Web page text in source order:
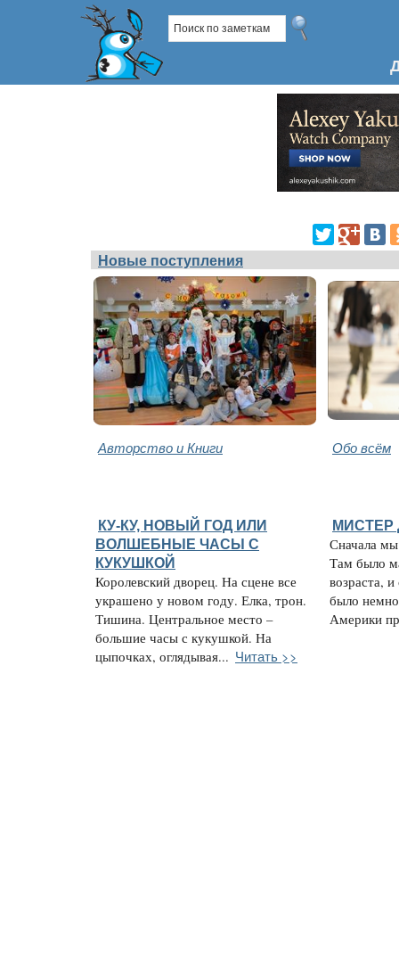
Новые поступления
Авторство и Книги Обо всём
КУ-КУ, НОВЫЙ ГОД ИЛИ
ВОЛШЕБНЫЕ ЧАСЫ С
КУКУШКОЙ
Королевский дворец. На сцене все
украшено у новом году. Елка, трон.
Тишина. Центральное место –
большие часы с кукушкой. На
цыпочках, оглядывая... Читать >>
Сначала
Там было
возраста,
было
Америки